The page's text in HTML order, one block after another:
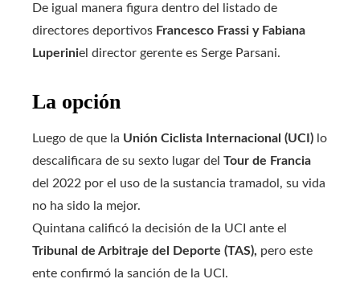
De igual manera figura dentro del listado de
directores deportivos Francesco Frassi y Fabiana
Luperiniel director gerente es Serge Parsani.
La opción
Luego de que la Unión Ciclista Internacional (UCI) lo
descalificara de su sexto lugar del Tour de Francia
del 2022 por el uso de la sustancia tramadol, su vida
no ha sido la mejor.
Quintana calificó la decisión de la UCI ante el
Tribunal de Arbitraje del Deporte (TAS), pero este
ente confirmó la sanción de la UCI.